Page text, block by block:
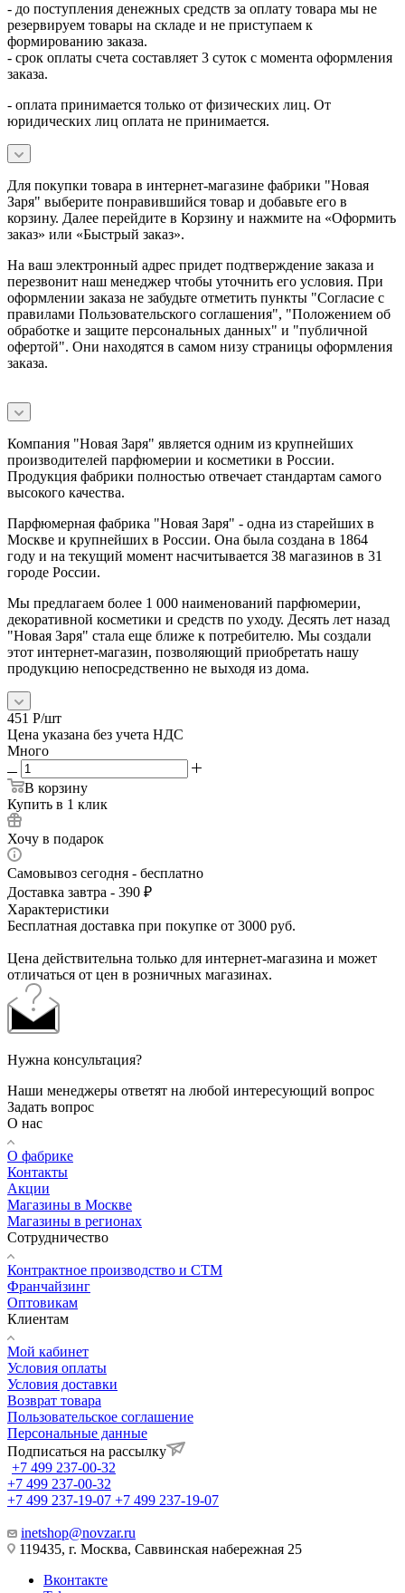
- до поступления денежных средств за оплату товара мы не
резервируем товары на складе и не приступаем к
формированию заказа.
- срок оплаты счета составляет 3 суток с момента оформления
заказа.
- оплата принимается только от физических лиц. От
юридических лиц оплата не принимается.
Для покупки товара в интернет-магазине фабрики "Новая
Заря" выберите понравившийся товар и добавьте его в
корзину. Далее перейдите в Корзину и нажмите на «Оформить
заказ» или «Быстрый заказ».
На ваш электронный адрес придет подтверждение заказа и
перезвонит наш менеджер чтобы уточнить его условия. При
оформлении заказа не забудьте отметить пункты "Согласие с
правилами Пользовательского соглашения", "Положением об
обработке и защите персональных данных" и "публичной
офертой". Они находятся в самом низу страницы оформления
заказа.
Компания "Новая Заря" является одним из крупнейших
производителей парфюмерии и косметики в России.
Продукция фабрики полностью отвечает стандартам самого
высокого качества.
Парфюмерная фабрика "Новая Заря" - одна из старейших в
Москве и крупнейших в России. Она была создана в 1864
году и на текущий момент насчитывается 38 магазинов в 31
городе России.
Мы предлагаем более 1 000 наименований парфюмерии,
декоративной косметики и средств по уходу. Десять лет назад
"Новая Заря" стала еще ближе к потребителю. Мы создали
этот интернет-магазин, позволяющий приобретать нашу
продукцию непосредственно не выходя из дома.
451 Р/шт
Цена указана без учета НДС
Много
В корзину
Купить в 1 клик
Хочу в подарок
Самовывоз сегодня - бесплатно
Доставка завтра - 390 ₽
Характеристики
Бесплатная доставка при покупке от 3000 руб.
Цена действительна только для интернет-магазина и может
отличаться от цен в розничных магазинах.
Нужна консультация?
Наши менеджеры ответят на любой интересующий вопрос
Задать вопрос
О нас
О фабрике
Контакты
Акции
Магазины в Москве
Магазины в регионах
Сотрудничество
Контрактное производство и СТМ
Франчайзинг
Оптовикам
Клиентам
Мой кабинет
Условия оплаты
Условия доставки
Возврат товара
Пользовательское соглашение
Персональные данные
Подписаться на рассылку
+7 499 237-00-32
+7 499 237-00-32
+7 499 237-19-07 +7 499 237-19-07
inetshop@novzar.ru
119435, г. Москва, Саввинская набережная 25
Вконтакте